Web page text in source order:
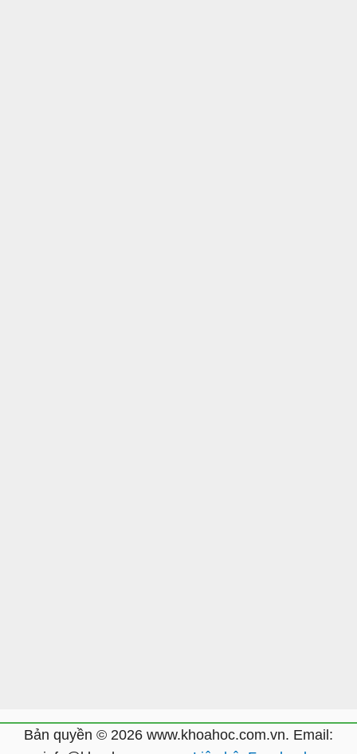
Bản quyền © 2026 www.khoahoc.com.vn. Email: